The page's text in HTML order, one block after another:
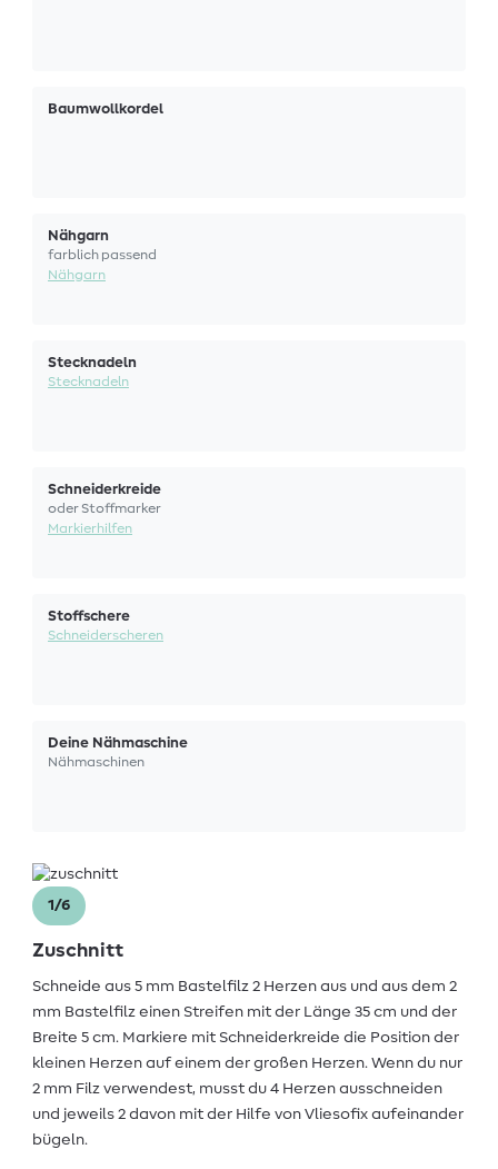
Baumwollkordel
Nähgarn
farblich passend
Nähgarn
Stecknadeln
Stecknadeln
Schneiderkreide
oder Stoffmarker
Markierhilfen
Stoffschere
Schneiderscheren
Deine Nähmaschine
Nähmaschinen
1/6
Zuschnitt
Schneide aus 5 mm Bastelfilz 2 Herzen aus und aus dem 2
mm Bastelfilz einen Streifen mit der Länge 35 cm und der
Breite 5 cm. Markiere mit Schneiderkreide die Position der
kleinen Herzen auf einem der großen Herzen. Wenn du nur
2 mm Filz verwendest, musst du 4 Herzen ausschneiden
und jeweils 2 davon mit der Hilfe von Vliesofix aufeinander
bügeln.